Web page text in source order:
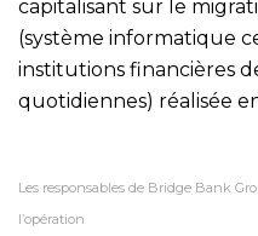
capitalisant sur le
(système informatique
institutions financières
quotidiennes) réalisée
Les responsables de Bridge Bank
l’opération